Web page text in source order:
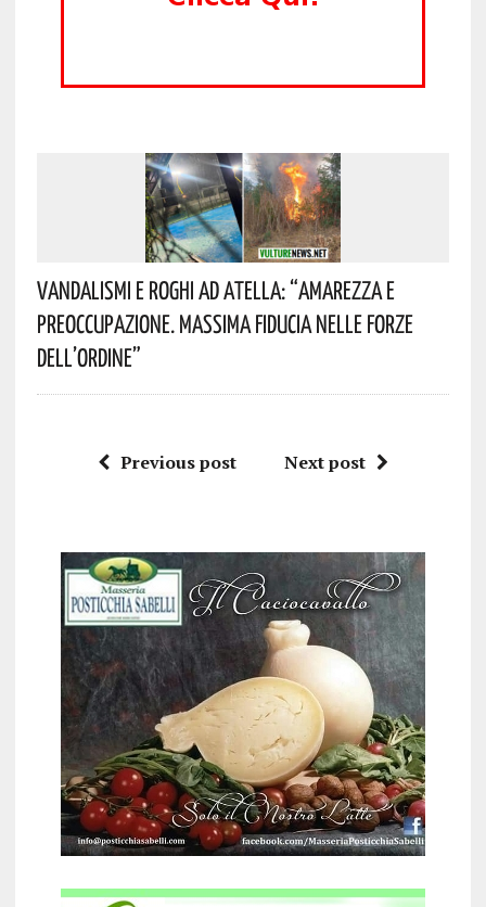
Vandalismi E Roghi Ad Atella: “Amarezza E
Preoccupazione. Massima Fiducia Nelle Forze
Dell’Ordine”
Previous post Next post